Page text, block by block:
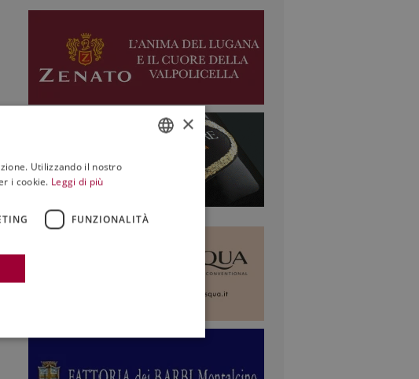
×
Utilizzando il nostro
i cookie. Leggi di più
FUNZIONALITÀ